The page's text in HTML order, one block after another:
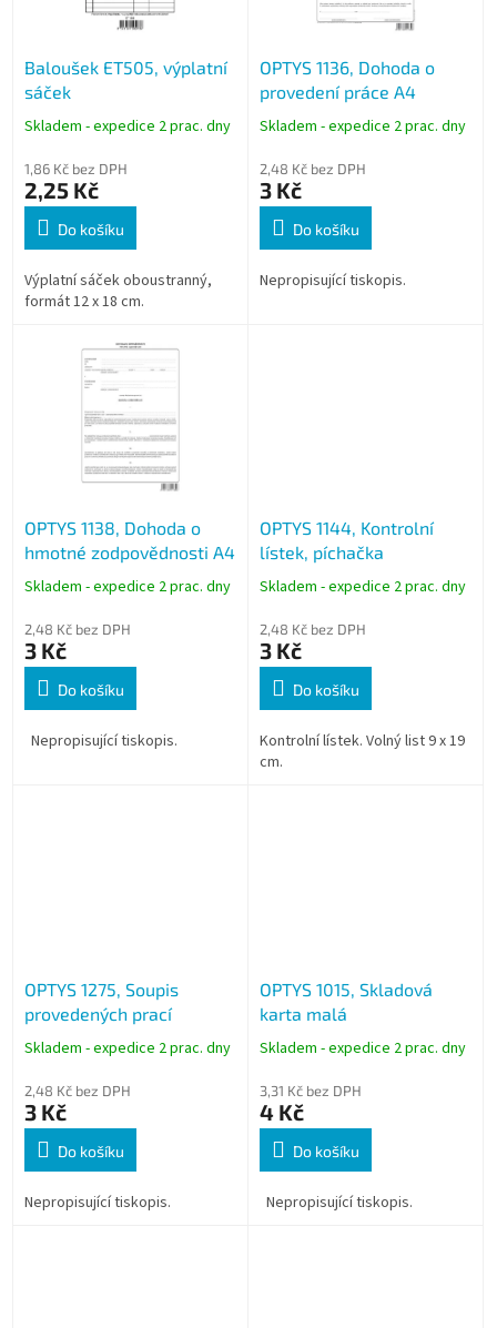
Baloušek ET505, výplatní
sáček
Skladem - expedice 2 prac. dny
1,86 Kč bez DPH
2,25 Kč
Do košíku
Výplatní sáček oboustranný,
formát 12 x 18 cm.
OPTYS 1136, Dohoda o
provedení práce A4
Skladem - expedice 2 prac. dny
2,48 Kč bez DPH
3 Kč
Do košíku
Nepropisující tiskopis.
OPTYS 1138, Dohoda o
hmotné zodpovědnosti A4
Skladem - expedice 2 prac. dny
2,48 Kč bez DPH
3 Kč
Do košíku
Nepropisující tiskopis.
OPTYS 1144, Kontrolní
lístek, píchačka
Skladem - expedice 2 prac. dny
2,48 Kč bez DPH
3 Kč
Do košíku
Kontrolní lístek. Volný list 9 x 19
cm.
OPTYS 1275, Soupis
provedených prací
Skladem - expedice 2 prac. dny
2,48 Kč bez DPH
3 Kč
Do košíku
Nepropisující tiskopis.
OPTYS 1015, Skladová
karta malá
Skladem - expedice 2 prac. dny
3,31 Kč bez DPH
4 Kč
Do košíku
Nepropisující tiskopis.